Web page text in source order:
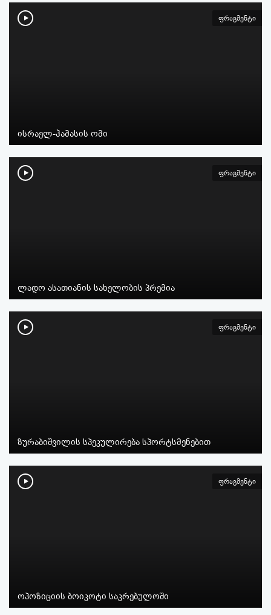
ფრაგმენტი
ისრაელ-ჰამასის ომი
ფრაგმენტი
ლადო ასათიანის სახელობის პრემია
ფრაგმენტი
ზურაბიშვილის სპეკულირება სპორტსმენებით
ფრაგმენტი
ოპოზიციის ბოიკოტი საკრებულოში